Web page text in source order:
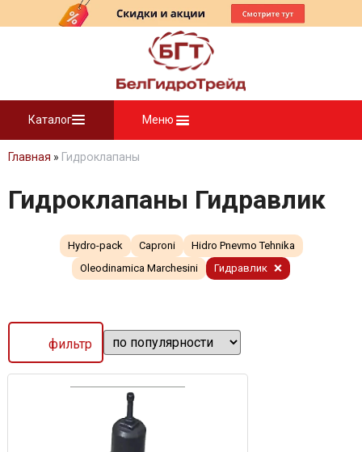
Каталог Меню
Главная » Гидроклапаны
Гидроклапаны Гидравлик
Hydro-pack Caproni
Hidro Pnevmo Tehnika
Oleodinamica Marchesini
Гидравлик
фильтр